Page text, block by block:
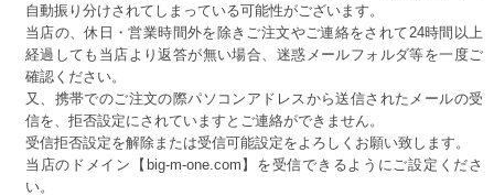
自動振り分けされてしまっている可能性がございます。
当店の、休日・営業時間外を除きご注文やご連絡をされて24時間以上
経過しても当店より返答が無い場合、迷惑メールフォルダ等を一度ご
確認ください。
又、携帯でのご注文の際パソコンアドレスから送信されたメールの受
信を、拒否設定にされていますとご連絡ができません。
受信拒否設定を解除または受信可能設定をよろしくお願い致します。
当店のドメイン【big-m-one.com】を受信できるようにご設定くださ
い。